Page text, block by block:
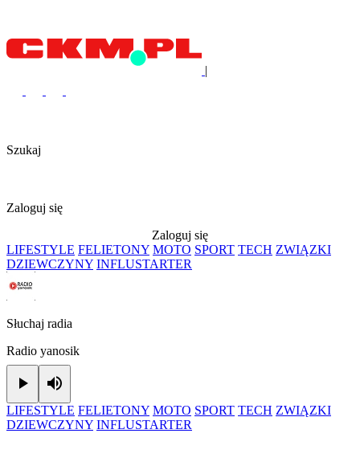
|
Szukaj
Zaloguj się
Zaloguj się
LIFESTYLE FELIETONY MOTO SPORT TECH ZWIĄZKI
DZIEWCZYNY INFLUSTARTER
Słuchaj radia
Radio yanosik
Play
LIFESTYLE FELIETONY MOTO SPORT TECH ZWIĄZKI
DZIEWCZYNY INFLUSTARTER